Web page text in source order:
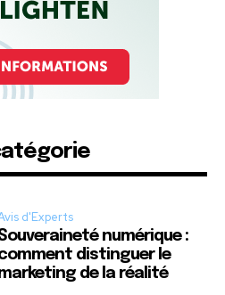
d'Experts
numérique :
distinguer le
de la réalité